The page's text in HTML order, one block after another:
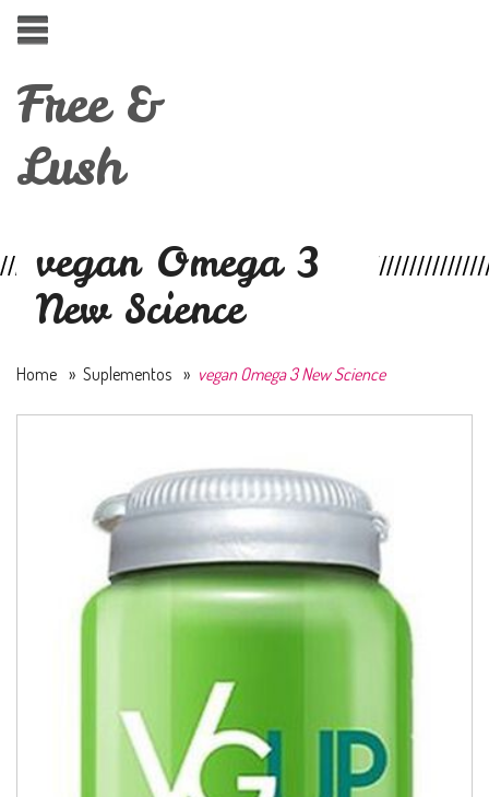
Free &
Lush
vegan Omega 3
New Science
Home » Suplementos » vegan Omega 3 New Science